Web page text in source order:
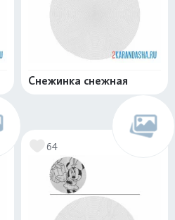
Снежинка снежная
64